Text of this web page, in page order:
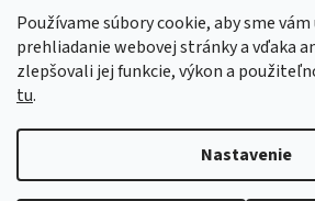
Používame súbory cookie, aby sme
prehliadanie webovej stránky a vďaka
zlepšovali jej funkcie, výkon a
tu.
Nastavenie
Reklamačný formulár
Kontakty